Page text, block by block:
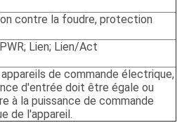
contre la foudre, protection
Lien; Lien/Act
appareils de commande électrique,
d'entrée doit être égale ou
à la puissance de commande
de l'appareil.